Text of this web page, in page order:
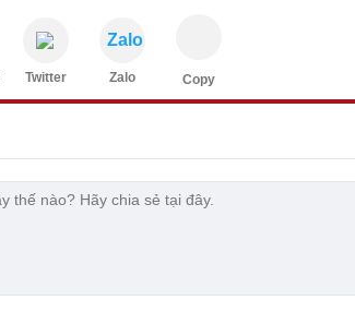
Twitter
Zalo
Zalo Copy